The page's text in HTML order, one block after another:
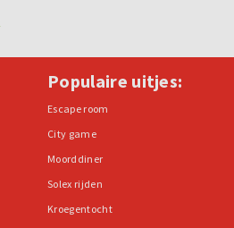
Populaire uitjes:
Escape room
City game
Moorddiner
Solex rijden
Kroegentocht